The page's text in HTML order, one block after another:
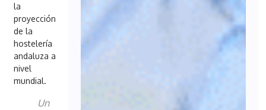
la
proyección
de la
hostelería
andaluza a
nivel
mundial.
Un